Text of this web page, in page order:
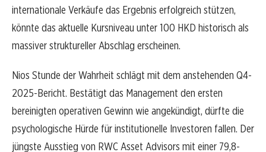
internationale Verkäufe das Ergebnis erfolgreich stützen,
könnte das aktuelle Kursniveau unter 100 HKD historisch als
massiver struktureller Abschlag erscheinen.
Nios Stunde der Wahrheit schlägt mit dem anstehenden Q4-
2025-Bericht. Bestätigt das Management den ersten
bereinigten operativen Gewinn wie angekündigt, dürfte die
psychologische Hürde für institutionelle Investoren fallen. Der
jüngste Ausstieg von RWC Asset Advisors mit einer 79,8-